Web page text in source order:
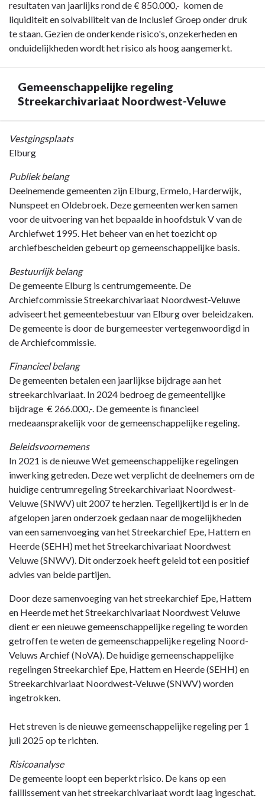
resultaten van jaarlijks rond de € 850.000,- komen de
liquiditeit en solvabiliteit van de Inclusief Groep onder druk
te staan. Gezien de onderkende risico's, onzekerheden en
onduidelijkheden wordt het risico als hoog aangemerkt.
Gemeenschappelijke regeling
Streekarchivariaat Noordwest-Veluwe
Terug
naar
Jaarverslag
Paragraaf
Verbonden
partijen
Gemeenschappelijke
regeling
Streekarchivariaat
Noordwest-
Veluwe
Vestgingsplaats
Elburg
Publiek belang
Deelnemende gemeenten zijn Elburg, Ermelo, Harderwijk,
Nunspeet en Oldebroek. Deze gemeenten werken samen
voor de uitvoering van het bepaalde in hoofdstuk V van de
Archiefwet 1995. Het beheer van en het toezicht op
archiefbescheiden gebeurt op gemeenschappelijke basis.
Bestuurlijk belang
De gemeente Elburg is centrumgemeente. De
Archiefcommissie Streekarchivariaat Noordwest-Veluwe
adviseert het gemeentebestuur van Elburg over beleidzaken.
De gemeente is door de burgemeester vertegenwoordigd in
de Archiefcommissie.
Financieel belang
De gemeenten betalen een jaarlijkse bijdrage aan het
streekarchivariaat. In 2024 bedroeg de gemeentelijke
bijdrage € 266.000,-. De gemeente is financieel
medeaansprakelijk voor de gemeenschappelijke regeling.
Beleidsvoornemens
In 2021 is de nieuwe Wet gemeenschappelijke regelingen
inwerking getreden. Deze wet verplicht de deelnemers om de
huidige centrumregeling Streekarchivariaat Noordwest-
Veluwe (SNWV) uit 2007 te herzien. Tegelijkertijd is er in de
afgelopen jaren onderzoek gedaan naar de mogelijkheden
van een samenvoeging van het Streekarchief Epe, Hattem en
Heerde (SEHH) met het Streekarchivariaat Noordwest
Veluwe (SNWV). Dit onderzoek heeft geleid tot een positief
advies van beide partijen.
Door deze samenvoeging van het streekarchief Epe, Hattem
en Heerde met het Streekarchivariaat Noordwest Veluwe
dient er een nieuwe gemeenschappelijke regeling te worden
getroffen te weten de gemeenschappelijke regeling Noord-
Veluws Archief (NoVA). De huidige gemeenschappelijke
regelingen Streekarchief Epe, Hattem en Heerde (SEHH) en
Streekarchivariaat Noordwest-Veluwe (SNWV) worden
ingetrokken.
Het streven is de nieuwe gemeenschappelijke regeling per 1
juli 2025 op te richten.
Risicoanalyse
De gemeente loopt een beperkt risico. De kans op een
faillissement van het streekarchivariaat wordt laag ingeschat.